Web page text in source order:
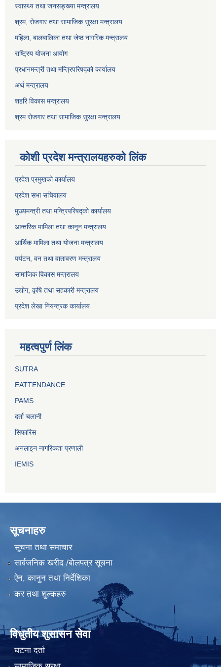
स्वास्थ्य तथा जनसङ्ख्या मन्त्रालय
श्रम, रोजगार तथा सामाजिक सुरक्षा मन्त्रालय
महिला, बालबालिका तथा जेष्ठ नागरिक मन्त्रालय
राष्ट्रिय योजना आयोग
प्रधानमन्त्री तथा मन्त्रिपरिषद्को कार्यालय
अर्थ मन्त्रालय
शहरि विकास मन्त्रालय
श्रम रोजगार तथा सामाजिक सुरक्षा मन्त्रालय
कोशी प्रदेश मन्त्रालयहरुको लिंक
प्रदेश प्रमुखको कार्यालय
प्रदेश सभा सचिवालय
मुख्यमन्त्री तथा मन्त्रिपरिषद्को कार्यालय
आन्तरिक मामिला तथा कानून मन्त्रालय
आर्थिक मामिला तथा योजना मन्त्रालय
पर्यटन, वन तथा वातावरण मन्त्रालय
सामाजिक विकास मन्त्रालय
उद्योग, कृषि तथा सहकारी मन्त्रालय
प्रदेश लेखा नियन्त्रक कार्यालय
महत्वपुर्ण लिंक
SUTRA
EATTENDANCE
PAMS
दर्ता चलानी
सिफारिस
अनलाइन नागरिकता प्रणाली
IEMIS
सूचनाहरु
सूचना तथा समाचार
सार्वजनिक खरीद /बोलपत्र सूचना
ऐन, कानुन तथा निर्देशिका
कर तथा शुल्कहरु
विधुतीय शुसासन सेवा
घटना दर्ता